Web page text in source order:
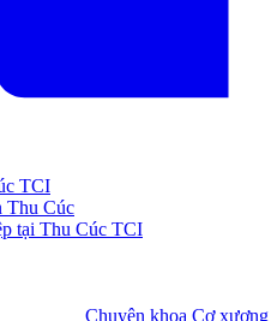
TCI
Thu Cúc
tại Thu Cúc TCI
Chuyên khoa Cơ